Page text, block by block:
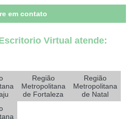
preço Bayeux
de correspondência Queimadas
para empresas preço Alagoinha
de entrega e correspondência Macaíba
preço Santa Rita
em contato
Virtual atende:
Região
Metropolitana
de Fortaleza
Região
Metropolitana
de Natal